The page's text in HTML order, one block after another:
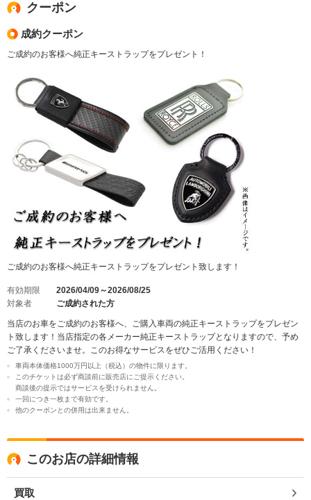
クーポン
成約クーポン
ご成約のお客様へ純正キーストラップをプレゼント！
ご成約のお客様へ純正キーストラップをプレゼント致します！
有効期限
2026/04/09～2026/08/25
対象者
ご成約された方
当店のお車をご成約のお客様へ、ご購入車両の純正キーストラップをプレゼン
ト致します！当店指定の各メーカー純正キーストラップとなりますので、予め
ご了承くださいませ。このお得なサービスをぜひご活用ください！
車両本体価格1000万円以上（税込）の物件に限ります。
このチケットは必ず商談前に販売店にご提示ください。
商談後の提示ではサービスを受けられません。
一回につき一枚まで有効です。
他のクーポンとの併用は出来ません。
このお店の詳細情報
買取